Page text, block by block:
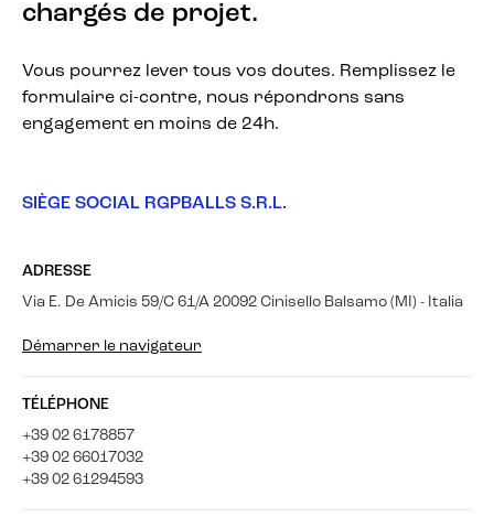
chargés de projet.
Vous pourrez lever tous vos doutes. Remplissez le
formulaire ci-contre, nous répondrons sans
engagement en moins de 24h.
SIÈGE SOCIAL RGPBALLS S.R.L.
ADRESSE
Via E. De Amicis 59/C 61/A 20092 Cinisello Balsamo (MI) - Italia
Démarrer le navigateur
TÉLÉPHONE
+39 02 6178857
+39 02 66017032
+39 02 61294593